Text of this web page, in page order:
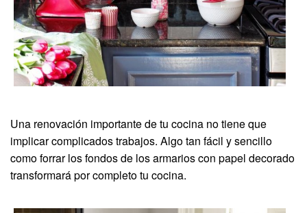
Una renovación importante de tu cocina no tiene que
implicar complicados trabajos. Algo tan fácil y sencillo
como forrar los fondos de los armarios con papel decorado
transformará por completo tu cocina.